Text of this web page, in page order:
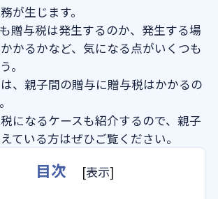
人概要
が生じます。
贈与税は発生するのか、発生する場
かるかなど、気になる点がいくつも
。
、親子間の贈与に贈与税はかかるの
になるケースも紹介するので、親子
ている方はぜひご覧ください。
目次 [表示]